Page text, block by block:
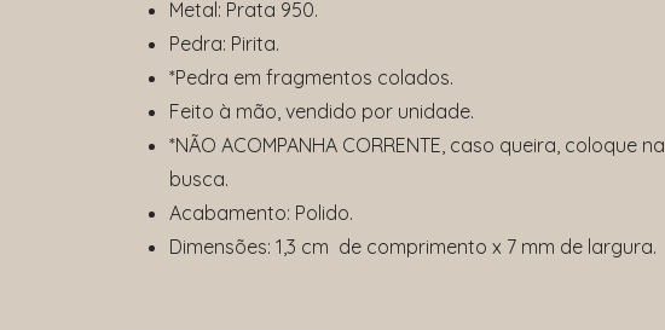
Metal: Prata 950.
Pedra: Pirita.
*Pedra em fragmentos colados.
Feito à mão, vendido por unidade.
*NÃO ACOMPANHA CORRENTE, caso queira, coloque na
busca.
Acabamento: Polido.
Dimensões: 1,3 cm de comprimento x 7 mm de largura.